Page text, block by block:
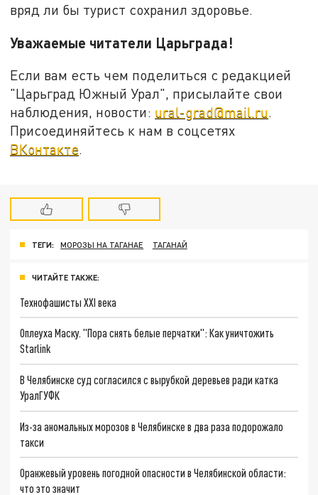
вряд ли бы турист сохранил здоровье.
Уважаемые читатели Царьграда!
Если вам есть чем поделиться с редакцией
"Царьград Южный Урал", присылайте свои
наблюдения, новости: ural-grad@mail.ru.
Присоединяйтесь к нам в соцсетях
ВКонтакте.
ТЕГИ: МОРОЗЫ НА ТАГАНАЕ ТАГАНАЙ
ЧИТАЙТЕ ТАКЖЕ:
Технофашисты XXI века
Оплеуха Маску. "Пора снять белые перчатки": Как уничтожить
Starlink
В Челябинске суд согласился с вырубкой деревьев ради катка
УралГУФК
Из-за аномальных морозов в Челябинске в два раза подорожало
такси
Оранжевый уровень погодной опасности в Челябинской области:
что это значит